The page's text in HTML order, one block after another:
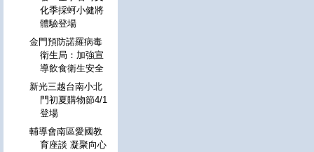
化季採蚵小健將
體驗登場
金門預防諾羅病毒
衛生局：加強宣
導飲食衛生安全
新光三越台南小北
門初夏購物節4/1
登場
輔導會南區愛國教
育座談 凝聚向心